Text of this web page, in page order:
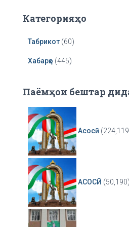
Категорияҳо
Табрикот (60)
Хабарҳо (445)
Паёмҳои бештар
Асосӣ
АСОСӢ (50,190)